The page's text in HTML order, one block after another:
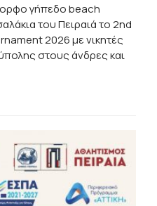
γήπεδο beach
του Πειραιά το 2nd
2026 με νικητές
στους άνδρες και